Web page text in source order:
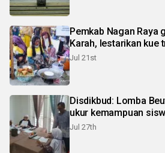
Pemkab Nagan Raya
Karah, lestarikan kue
Jul 21st
Disdikbud: Lomba
ukur kemampuan
Jul 27th